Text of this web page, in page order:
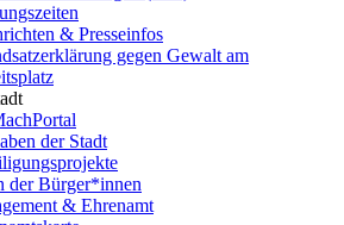
& Presseinfos
gegen Gewalt am
der Stadt
der Bürger*innen
& Ehrenamt